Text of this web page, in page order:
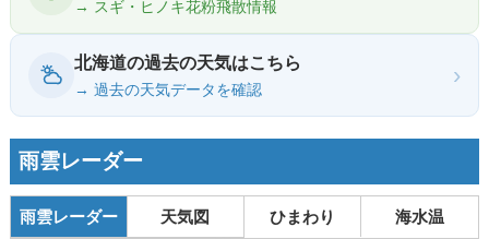
→ スギ・ヒノキ花粉飛散情報
北海道の過去の天気はこちら
→ 過去の天気データを確認
›
雨雲レーダー
雨雲レーダー 天気図 ひまわり 海水温